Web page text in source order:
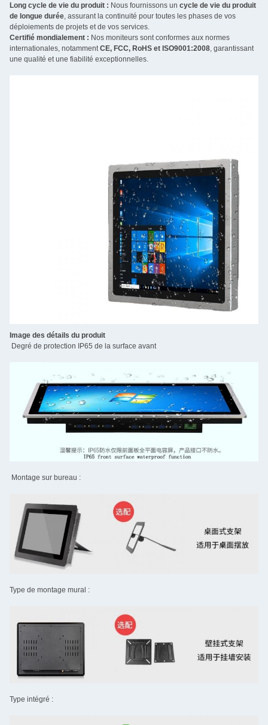
Long cycle de vie du produit : Nous fournissons un cycle de vie du produit
de longue durée , assurant la continuité pour toutes les phases de vos
déploiements de projets et de vos services.
Certifié mondialement : Nos moniteurs sont conformes aux normes
internationales, notamment CE, FCC, RoHS et ISO9001:2008 , garantissant
une qualité et une fiabilité exceptionnelles.
Image des détails du produit
Degré de protection IP65 de la surface avant
Montage sur bureau :
Type de montage mural :
Type intégré :